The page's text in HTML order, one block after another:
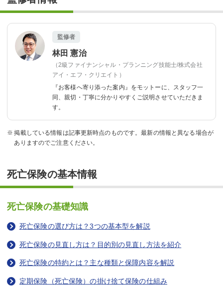
監修者
林田 憲治
（2級ファイナンシャル・プランニング技能士/株式会社
アイ・エフ・クリエイト）
『お客様へ寄り添った案内』をモットーに、 スタッフ一
同、親切・丁寧に分かりやすくご説明させていただきま
す。
掲載している情報は記事更新時点のものです。最新の情報と異なる場合が
ありますのでご注意ください。
死亡保険の基本情報
死亡保険の基礎知識
死亡保険の選び方は？3つの基本型を解説
死亡保険の見直し方は？目的別の見直し方法を紹介
死亡保険の特約とは？主な種類と保障内容を解説
定期保険（死亡保険）の掛け捨て保険の仕組み